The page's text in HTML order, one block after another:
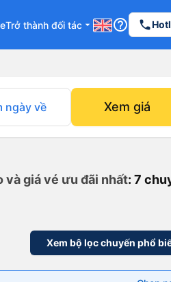
Trở thành đối tác arrow_drop_down help_outline phone
ngày về Xem giá
và giá vé ưu đãi nhất: 7
Xem bộ lọc chuyến phổ